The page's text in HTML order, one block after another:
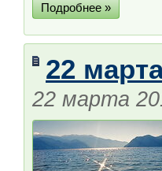
Подробнее »
22
22 марта